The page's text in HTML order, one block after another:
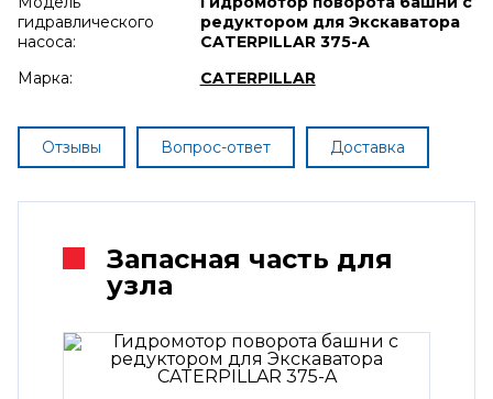
гидравлического
насоса:
редуктором для Экскаватора
CATERPILLAR 375-A
Марка:
CATERPILLAR
Отзывы Вопрос-ответ Доставка
Запасная часть для
узла